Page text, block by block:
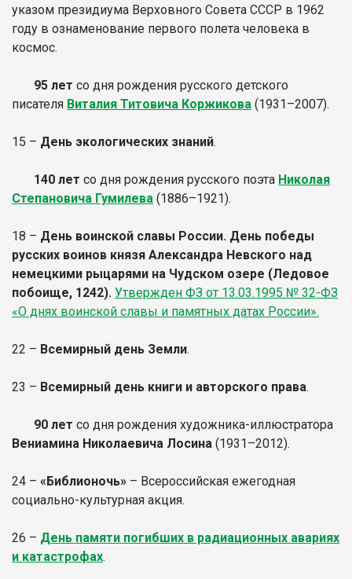
указом президиума Верховного Совета СССР в 1962
году в ознаменование первого полета человека в
космос.
95 лет со дня рождения русского детского
писателя Виталия Титовича Коржикова (1931–2007).
15 – День экологических знаний.
140 лет со дня рождения русского поэта Николая
Степановича Гумилева (1886–1921).
18 – День воинской славы России. День победы
русских воинов князя Александра Невского над
немецкими рыцарями на Чудском озере (Ледовое
побоище, 1242). Утвержден ФЗ от 13.03.1995 № 32-ФЗ
«О днях воинской славы и памятных датах России».
22 – Всемирный день Земли.
23 – Всемирный день книги и авторского права.
90 лет со дня рождения художника-иллюстратора
Вениамина Николаевича Лосина (1931–2012).
24 – «Библионочь» – Всероссийская ежегодная
социально-культурная акция.
26 – День памяти погибших в радиационных авариях
и катастрофах.